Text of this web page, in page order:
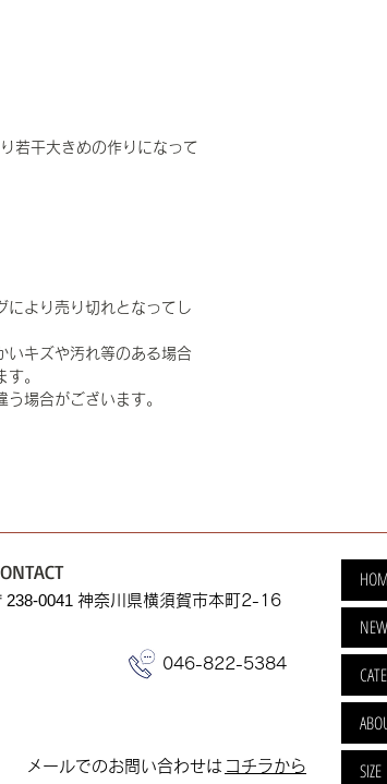
若干大きめの作りになって
により売り切れとなってし
いキズや汚れ等のある場合
。
場合がございます。
​メールでのお問い合わせは ​コチラから
046-822-5384
SIZE
238-0041 神奈川県横須賀市本町2-16